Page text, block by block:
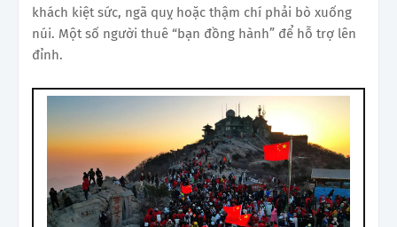
khách kiệt sức, ngã quỵ hoặc thậm chí phải bò xuống
núi. Một số người thuê “bạn đồng hành” để hỗ trợ lên
đỉnh.